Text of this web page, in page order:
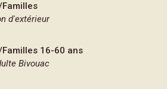
d'extérieur
16-60 ans
Bivouac